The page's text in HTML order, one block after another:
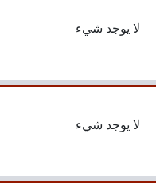
لا يوجد شيء
لا يوجد شيء